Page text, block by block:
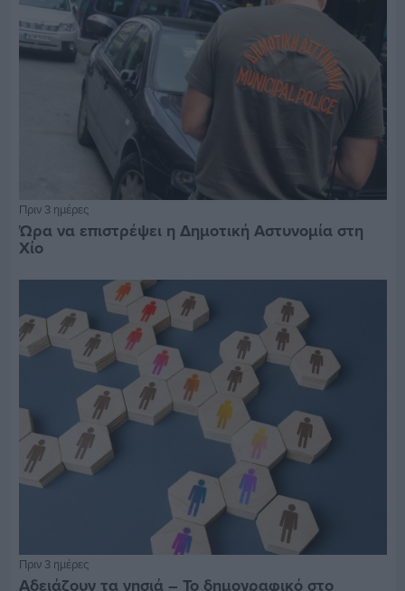
Πριν 3 ημέρες
Ώρα να επιστρέψει η Δημοτική Αστυνομία στη
Χίο
Πριν 3 ημέρες
Αδειάζουν τα νησιά – Το δημογραφικό στο